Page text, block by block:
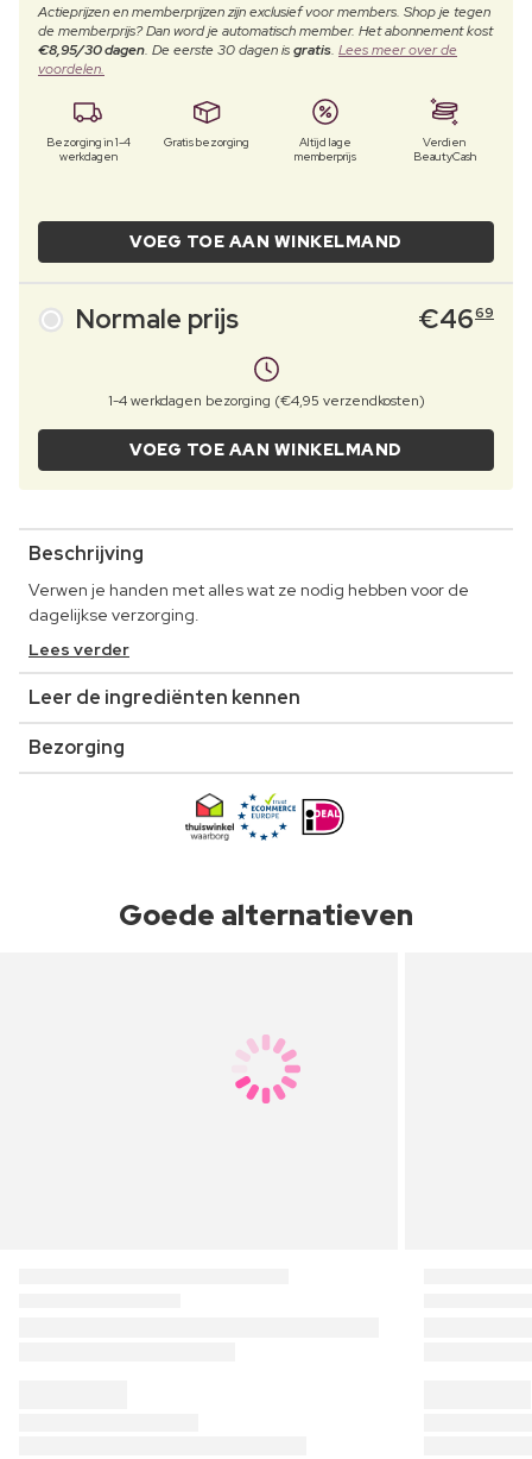
Actieprijzen en memberprijzen zijn exclusief voor members. Shop je tegen
de memberprijs? Dan word je automatisch member. Het abonnement kost
€8,95/30 dagen. De eerste 30 dagen isgratis. Lees meer over de
voordelen.
Bezorging in 1-4
werkdagen
Gratis bezorging
Altijd lage
memberprijs
Verdien
BeautyCash
VOEG TOE AAN WINKELMAND
Normale prijs €4669
1-4 werkdagen bezorging (€4,95 verzendkosten)
VOEG TOE AAN WINKELMAND
Beschrijving
Verwen je handen met alles wat ze nodig hebben voor de
dagelijkse verzorging.
Lees verder
Leer de ingrediënten kennen
Bezorging
Goede alternatieven